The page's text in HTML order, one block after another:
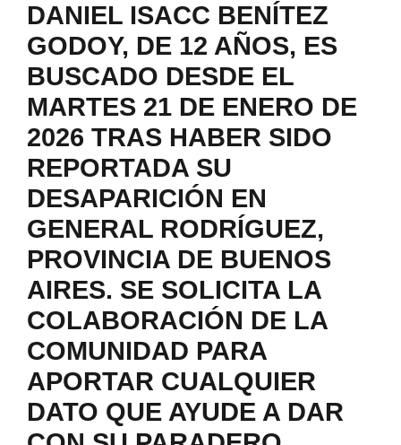
DANIEL ISACC BENÍTEZ
GODOY, DE 12 AÑOS, ES
BUSCADO DESDE EL
MARTES 21 DE ENERO DE
2026 TRAS HABER SIDO
REPORTADA SU
DESAPARICIÓN EN
GENERAL RODRÍGUEZ,
PROVINCIA DE BUENOS
AIRES. SE SOLICITA LA
COLABORACIÓN DE LA
COMUNIDAD PARA
APORTAR CUALQUIER
DATO QUE AYUDE A DAR